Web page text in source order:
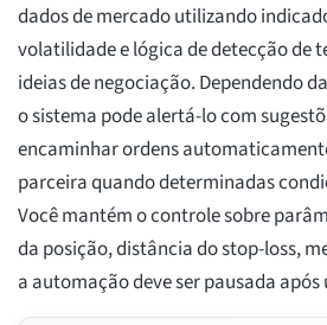
dados de mercado utilizando
volatilidade e lógica de detecção de
ideias de negociação. Dependendo
o sistema pode alertá-lo com
encaminhar ordens
parceira quando determinadas
Você mantém o controle sobre
da posição, distância do stop-loss,
a automação deve ser pausada após